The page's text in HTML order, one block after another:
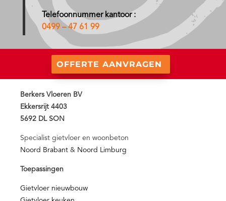
Telefoonnummer kantoor :
0499 – 47 61 99
OFFERTE AANVRAGEN
Berkers Vloeren BV
Ekkersrijt 4403
5692 DL SON
Specialist gietvloer en woonbeton
Noord Brabant & Noord Limburg
Toepassingen
Gietvloer nieuwbouw